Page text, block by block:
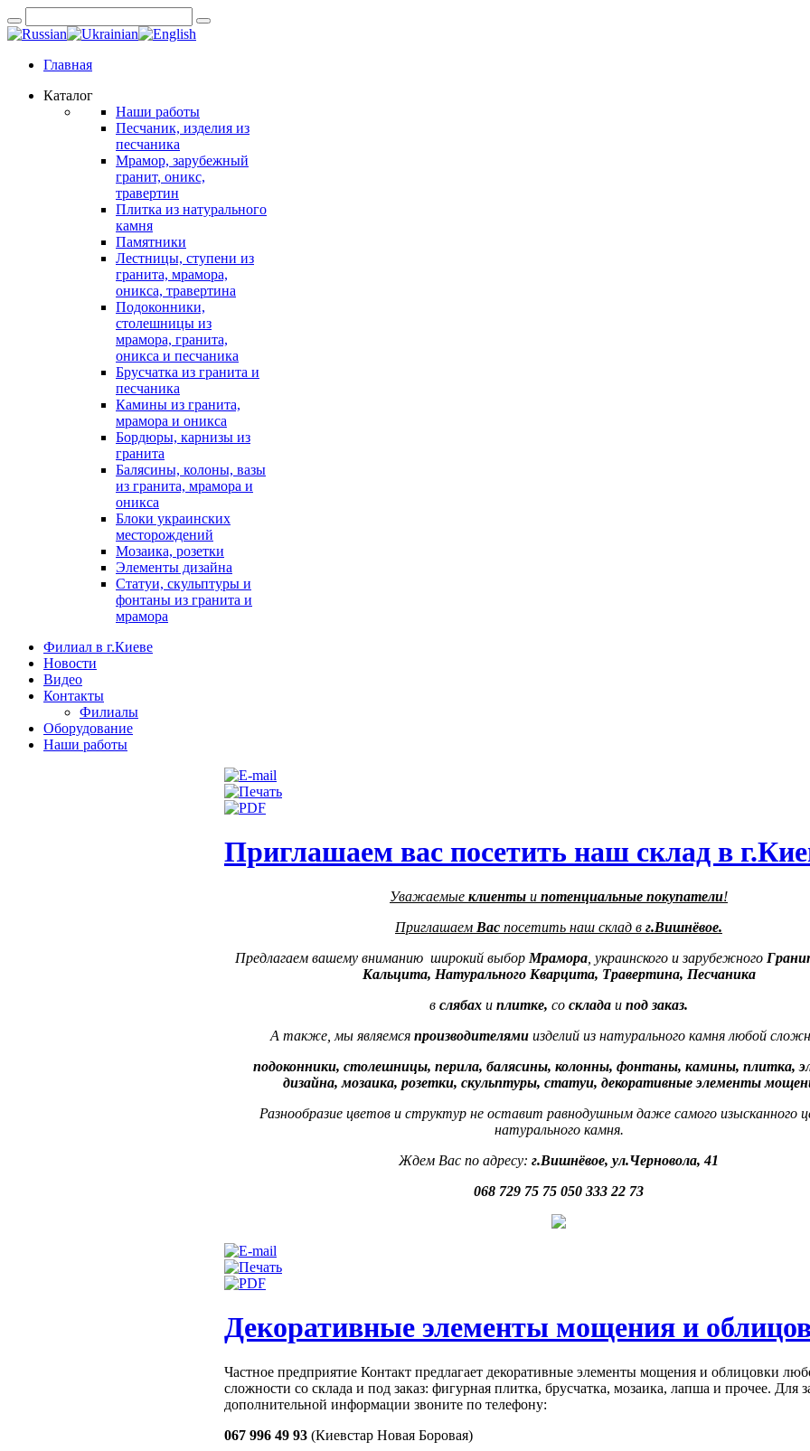
Главная
Каталог
Наши работы
Песчаник, изделия из
песчаника
Мрамор, зарубежный
гранит, оникс,
травертин
Плитка из натурального
камня
Памятники
Лестницы, ступени из
гранита, мрамора,
оникса, травертина
Подоконники,
столешницы из
мрамора, гранита,
оникса и песчаника
Брусчатка из гранита и
песчаника
Камины из гранита,
мрамора и оникса
Бордюры, карнизы из
гранита
Балясины, колоны, вазы
из гранита, мрамора и
оникса
Блоки украинских
месторождений
Мозаика, розетки
Элементы дизайна
Статуи, скульптуры и
фонтаны из гранита и
мрамора
Филиал в г.Киеве
Новости
Видео
Контакты
Филиалы
Оборудование
Наши работы
Приглашаем вас посетить наш склад в
Уважаемые клиенты и потенциальные покупатели!
Приглашаем Вас посетить наш склад в г.Вишнёвое.
Предлагаем вашему вниманию широкий выбор Мрамора , украинского и зарубежного
Кальцита, Натурального Кварцита, Травертина, Песчаника
в слябах и плитке, со склада и под заказ.
А также, мы являемся производителями изделий из натурального камня любой
подоконники, столешницы, перила, балясины, колонны, фонтаны, камины, плитка,
дизайна,мозаика, розетки, скульптуры, статуи, декоративные элементы
Разнообразие цветов и структур не оставит равнодушным даже самого изысканного
натурального камня.
Ждем Вас по адресу: г.Вишнёвое, ул.Черновола, 41
068 729 75 75 050 333 22 73
Декоративные элементы мощения и
Частное предприятие Контакт предлагает декоративные элементы мощения и облицовки
сложности со склада и под заказ: фигурная плитка, брусчатка, мозаика, лапша и прочее. Для
дополнительной информации звоните по телефону:
067 996 49 93 (Киевстар Новая Боровая)